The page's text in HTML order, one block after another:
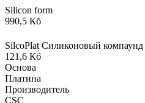
Silicon form
990,5 Кб
SilcoPlat Силиконовый
121,6 Кб
Основа
Платина
Производитель
CSC